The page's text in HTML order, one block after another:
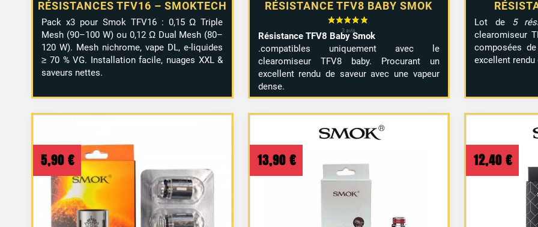
RÉSISTANCES TFV16 – SMOKTECH
Pack x3 pour Smok TFV16 : 0,15 Ω Triple
Mesh (90–100 W) ou 0,12 Ω Dual Mesh (80–
120 W). Mesh nichrome, vape DL, e-liquides
≥ 70 % VG. Installation facile, nuages XXL &
saveurs nettes.
RÉSISTANCE TFV8 BABY SMOK
Résistance TFV8 Baby Smok
.compatibles uniquement avec le
clearomiseur TFV8 baby. Procurant un
excellent rendu de saveur avec une vapeur
dense.
Lot de 5
clearomiseur
composées
excellent rendu
5,90€ 13,90 € 12,40 €